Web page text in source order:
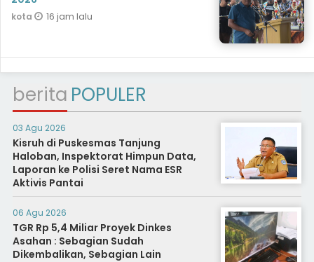
kota 16 jam lalu
berita POPULER
03 Agu 2026
Kisruh di Puskesmas Tanjung
Haloban, Inspektorat Himpun Data,
Laporan ke Polisi Seret Nama ESR
Aktivis Pantai
06 Agu 2026
TGR Rp 5,4 Miliar Proyek Dinkes
Asahan : Sebagian Sudah
Dikembalikan, Sebagian Lain